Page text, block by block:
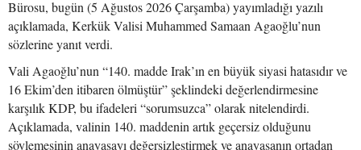
Bürosu, bugün (5 Ağustos 2026 Çarşamba) yayımladığı yazılı
açıklamada, Kerkük Valisi Muhammed Samaan Agaoğlu’nun
sözlerine yanıt verdi.
Vali Agaoğlu’nun “140. madde Irak’ın en büyük siyasi hatasıdır ve
16 Ekim’den itibaren ölmüştür” şeklindeki değerlendirmesine
karşılık KDP, bu ifadeleri “sorumsuzca” olarak nitelendirdi.
Açıklamada, valinin 140. maddenin artık geçersiz olduğunu
söylemesinin anayasayı değersizleştirmek ve anayasanın ortadan